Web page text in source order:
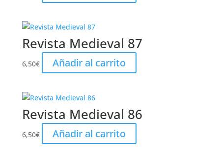
Revista Medieval 87
6,50€ Añadir al carrito
Revista Medieval 86
6,50€ Añadir al carrito